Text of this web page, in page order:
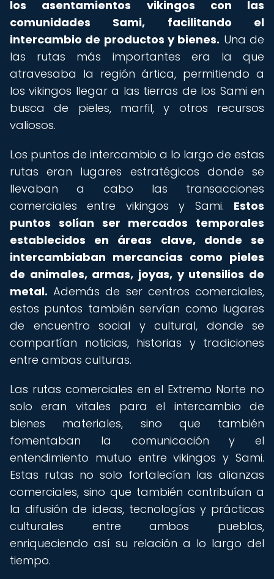
los asentamientos vikingos con las
comunidades Sami, facilitando el
intercambio de productos y bienes. Una de
las rutas más importantes era la que
atravesaba la región ártica, permitiendo a
los vikingos llegar a las tierras de los Sami en
busca de pieles, marfil, y otros recursos
valiosos.
Los puntos de intercambio a lo largo de estas
rutas eran lugares estratégicos donde se
llevaban a cabo las transacciones
comerciales entre vikingos y Sami. Estos
puntos solían ser mercados temporales
establecidos en áreas clave, donde se
intercambiaban mercancías como pieles
de animales, armas, joyas, y utensilios de
metal. Además de ser centros comerciales,
estos puntos también servían como lugares
de encuentro social y cultural, donde se
compartían noticias, historias y tradiciones
entre ambas culturas.
Las rutas comerciales en el Extremo Norte no
solo eran vitales para el intercambio de
bienes materiales, sino que también
fomentaban la comunicación y el
entendimiento mutuo entre vikingos y Sami.
Estas rutas no solo fortalecían las alianzas
comerciales, sino que también contribuían a
la difusión de ideas, tecnologías y prácticas
culturales entre ambos pueblos,
enriqueciendo así su relación a lo largo del
tiempo.